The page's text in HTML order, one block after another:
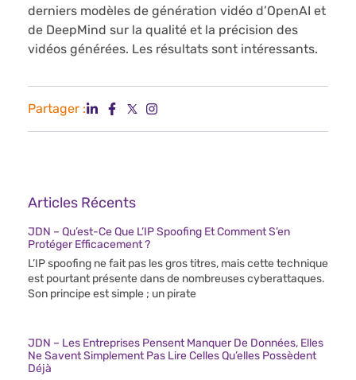
derniers modèles de génération vidéo d’OpenAI et
de DeepMind sur la qualité et la précision des
vidéos générées. Les résultats sont intéressants.
Partager :
Articles Récents
JDN – Qu’est-Ce Que L’IP Spoofing Et Comment S’en
Protéger Efficacement ?
L’IP spoofing ne fait pas les gros titres, mais cette technique
est pourtant présente dans de nombreuses cyberattaques.
Son principe est simple ; un pirate
JDN – Les Entreprises Pensent Manquer De Données, Elles
Ne Savent Simplement Pas Lire Celles Qu’elles Possèdent
Déjà